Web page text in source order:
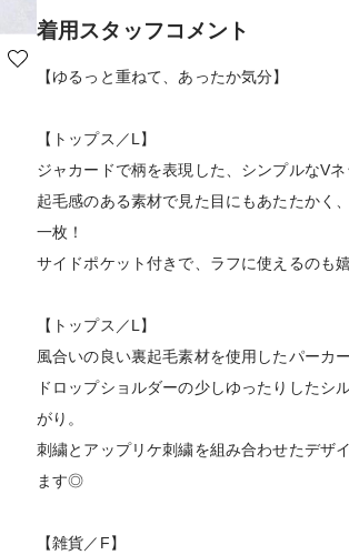
着用スタッフコメント
【ゆるっと重ねて、あったか気分】
【トップス／L】
ジャカードで柄を表現した、シンプルなVネ
起毛感のある素材で見た目にもあたたかく
一枚！
サイドポケット付きで、ラフに使えるのも
【トップス／L】
風合いの良い裏起毛素材を使用したパーカー
ドロップショルダーの少しゆったりしたシ
がり。
刺繍とアップリケ刺繍を組み合わせたデザ
ます◎
【雑貨／F】